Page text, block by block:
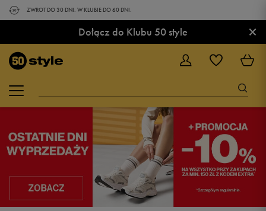
ZWROT DO 30 DNI. W KLUBIE DO 60 DNI.
Dołącz do Klubu 50 style ×